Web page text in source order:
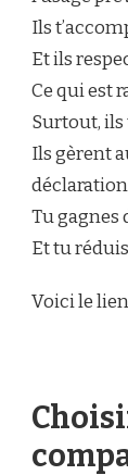
Ils
Et ils
Ce qui est
Surtout, ils
Ils gèrent
Tu gagnes
Et tu
Voici le